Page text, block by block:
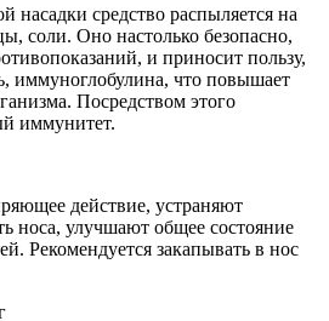
средство распыляется на
соли. Оно настолько безопасно,
и приносит пользу,
иммуноглобулина, что повышает
Посредством этого
иммунитет.
действие, устраняют
носа, улучшают общее состояние
Рекомендуется закапывать в нос